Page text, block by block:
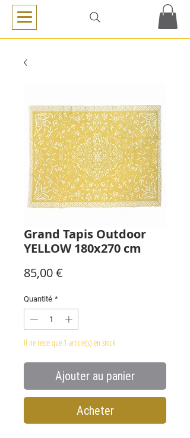
Grand Tapis Outdoor
YELLOW 180x270 cm
85,00 €
Quantité *
Il ne reste que 1 article(s) en stock
Ajouter au panier
Acheter